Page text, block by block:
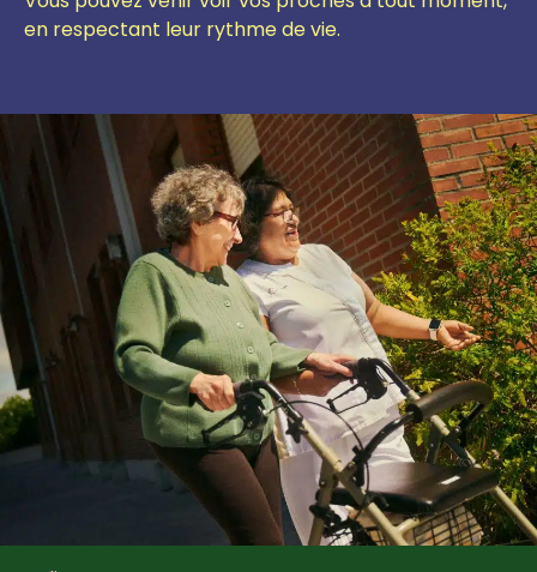
en respectant leur rythme de vie.